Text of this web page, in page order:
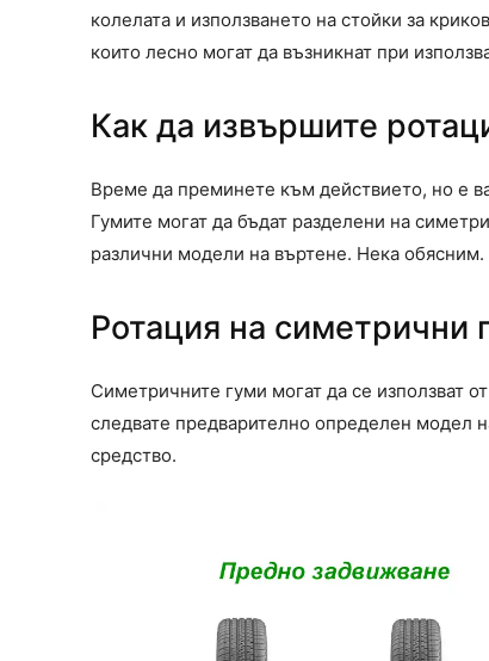
колелата и използването на стойки за
които лесно могат да възникнат при
Как да извършите
Време да преминете към действието, но е
Гумите могат да бъдат разделени на
различни модели на въртене. Нека обясним.
Ротация на симетрични
Симетричните гуми могат да се използват
следвате предварително определен модел
средство.